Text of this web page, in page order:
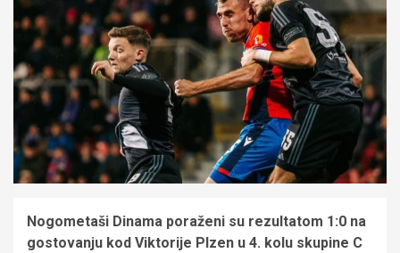
Nogometaši Dinama poraženi su rezultatom 1:0 na
gostovanju kod Viktorije Plzen u 4. kolu skupine C